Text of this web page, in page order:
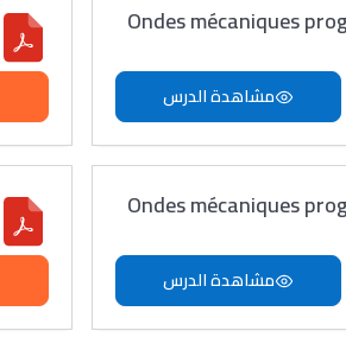
Ondes mécaniques
مشاهدة الدرس
Ondes mécaniques
مشاهدة الدرس